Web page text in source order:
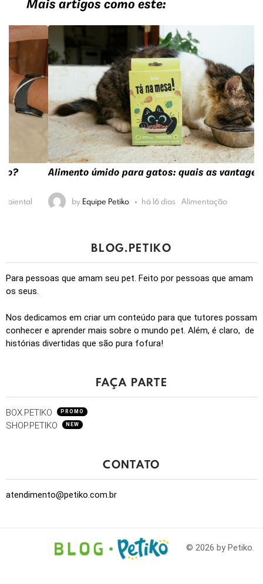
Mais artigos como este:
Alimento úmido para gatos: quais as vantagens?
Equipe Petiko há 16 dias Alimentação
BLOG.PETIKO
Para pessoas que amam seu pet. Feito por pessoas que amam
os seus.
Nos dedicamos em criar um conteúdo para que tutores possam
conhecer e aprender mais sobre o mundo pet. Além, é claro, de
histórias divertidas que são pura fofura!
FAÇA PARTE
BOX.PETIKO PROMO
SHOP.PETIKO NEW
CONTATO
atendimento@petiko.com.br
© 2026 by Petiko.